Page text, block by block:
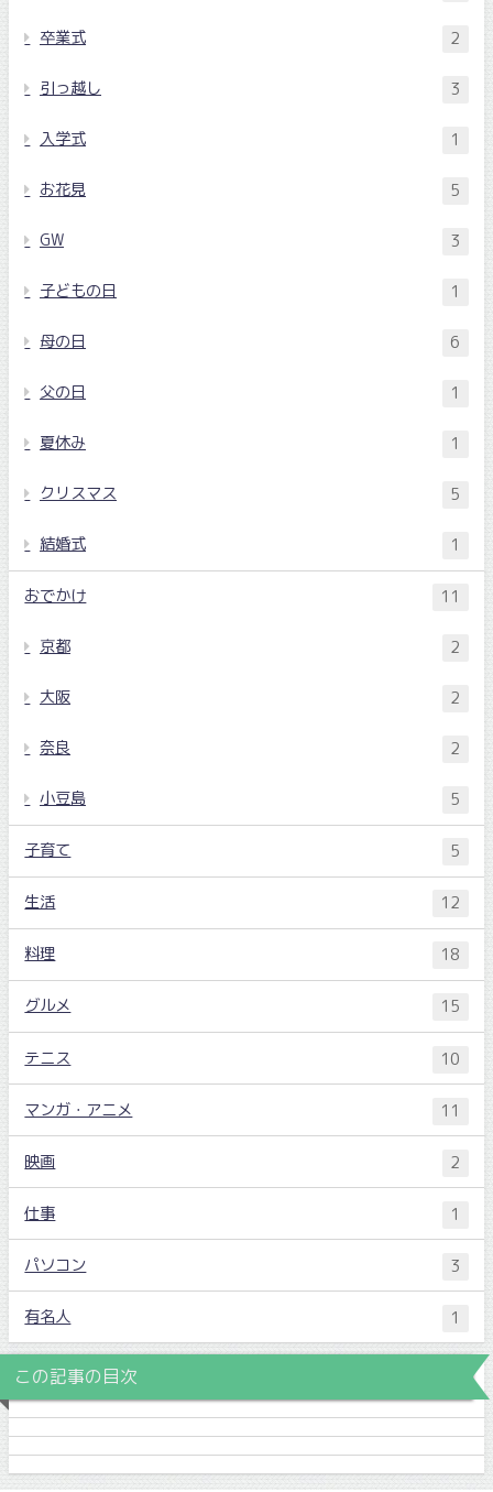
卒業式 2
引っ越し 3
入学式 1
お花見 5
GW 3
子どもの日 1
母の日 6
父の日 1
夏休み 1
クリスマス 5
結婚式 1
おでかけ 11
京都 2
大阪 2
奈良 2
小豆島 5
子育て 5
生活 12
料理 18
グルメ 15
テニス 10
マンガ・アニメ 11
映画 2
仕事 1
パソコン 3
有名人 1
この記事の目次